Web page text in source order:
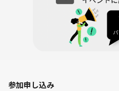
参加申し込み